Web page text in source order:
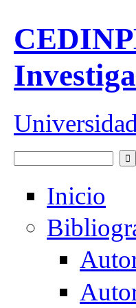
Formulario de
Inicio